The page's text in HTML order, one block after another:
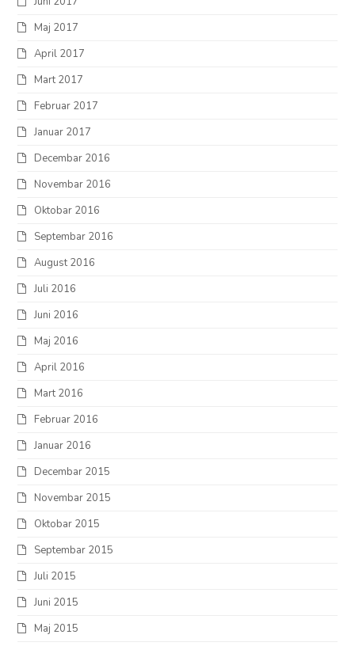
Maj 2017
April 2017
Mart 2017
Februar 2017
Januar 2017
Decembar 2016
Novembar 2016
Oktobar 2016
Septembar 2016
August 2016
Juli 2016
Juni 2016
Maj 2016
April 2016
Mart 2016
Februar 2016
Januar 2016
Decembar 2015
Novembar 2015
Oktobar 2015
Septembar 2015
Juli 2015
Juni 2015
Maj 2015